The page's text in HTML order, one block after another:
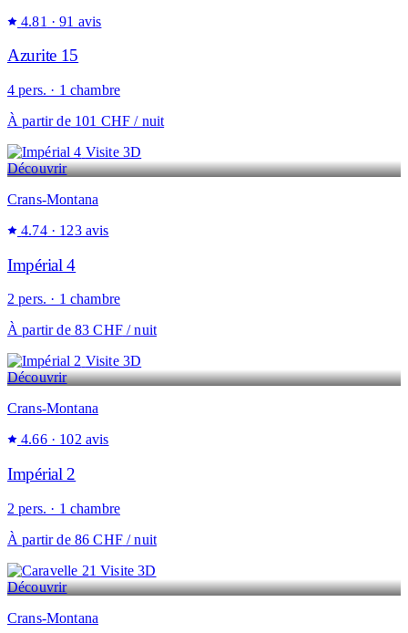
4.81 · 91 avis
Azurite 15
4 pers. · 1 chambre
À partir de101 CHF / nuit
Visite 3D
Découvrir
Crans-Montana
4.74 · 123 avis
Impérial 4
2 pers. · 1 chambre
À partir de83 CHF/ nuit
Visite 3D
Découvrir
Crans-Montana
4.66 · 102 avis
Impérial 2
2 pers. · 1 chambre
À partir de86 CHF/ nuit
Visite 3D
Découvrir
Crans-Montana